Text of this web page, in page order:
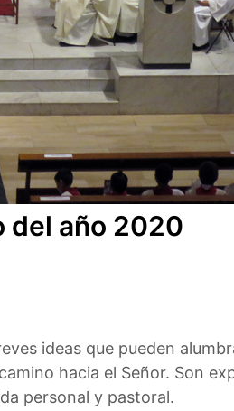
del año 2020
ideas que pueden
hacia el Señor. Son
personal y pastoral.